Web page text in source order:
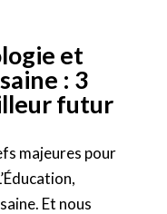
et
: 3
futur
majeures pour
Et nous